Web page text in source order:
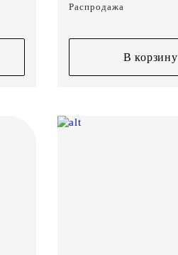
Распродажа
В корзину